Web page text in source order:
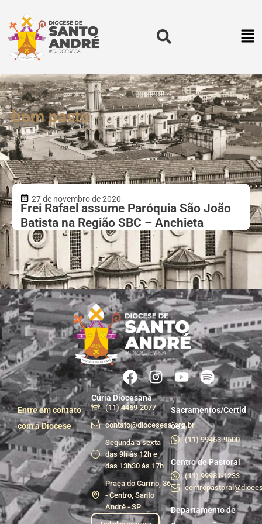
bom pasto
27 de novembro de 2020
Frei Rafael assume Paróquia São João
Batista na Região SBC – Anchieta
Entre em contato
com a Diocese
Cúria Diocesana
(11) 4469-2077
contato@diocesesa.org.br
Segunda a sexta
das 9h às 12h e
das 13h30 às 17h
Praça do Carmo, 36
- Centro, Santo
André - SP
Sacramentos/Certid
ões
(11) 99463-9500
Centro de Pastoral
(11) 99981-1233
Departamento de